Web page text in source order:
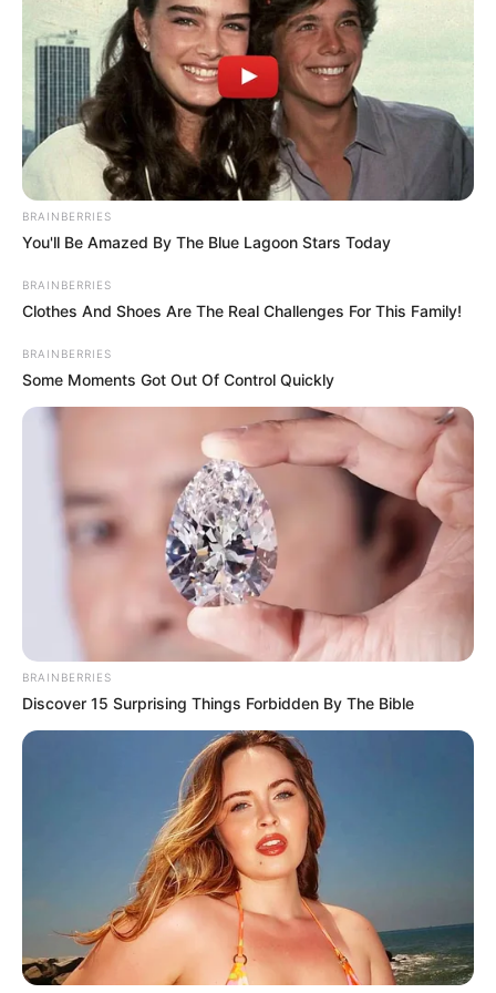
amelyben Magyar Péter a közpénzekből
finanszírozott kampányokról, a
propagandagépezet működéséről, az állami pénzek
elköltéséről és a felelősségi láncok feltárásáról
beszélt.
A kormányfő szerint az új kormány hivatalosan
aligkét heteállt fel, több miniszter csak nemrég
jutott be ténylegesen a saját tárcájához, de már
BRAINBERRIES
You'll Be Amazed By The Blue Lagoon Stars Today
BRAINBERRIES
Clothes And Shoes Are The Real Challenges For This Family!
BRAINBERRIES
Some Moments Got Out Of Control Quickly
BRAINBERRIES
Discover 15 Surprising Things Forbidden By The Bible